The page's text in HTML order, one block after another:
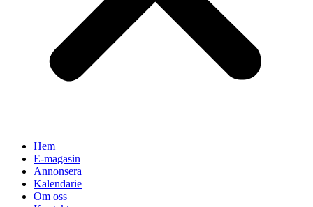
Hem
E-magasin
Annonsera
Kalendarie
Om oss